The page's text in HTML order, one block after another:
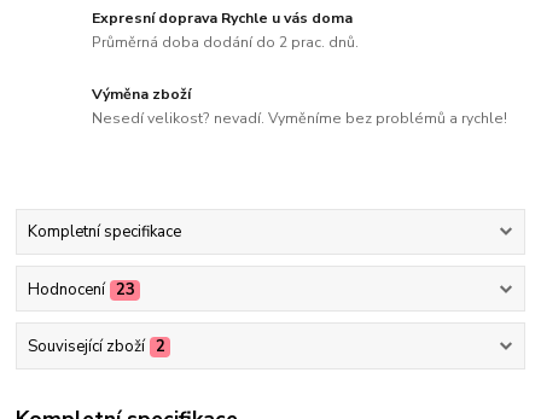
Expresní doprava Rychle u vás doma
Průměrná doba dodání do 2 prac. dnů.
Výměna zboží
Nesedí velikost? nevadí. Vyměníme bez problémů a rychle!
Kompletní specifikace
Hodnocení 23
Související zboží 2